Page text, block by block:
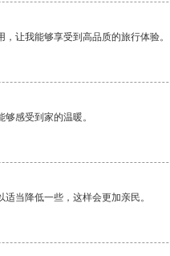
让我能够享受到高品质的旅行体验。
感受到家的温暖。
当降低一些，这样会更加亲民。